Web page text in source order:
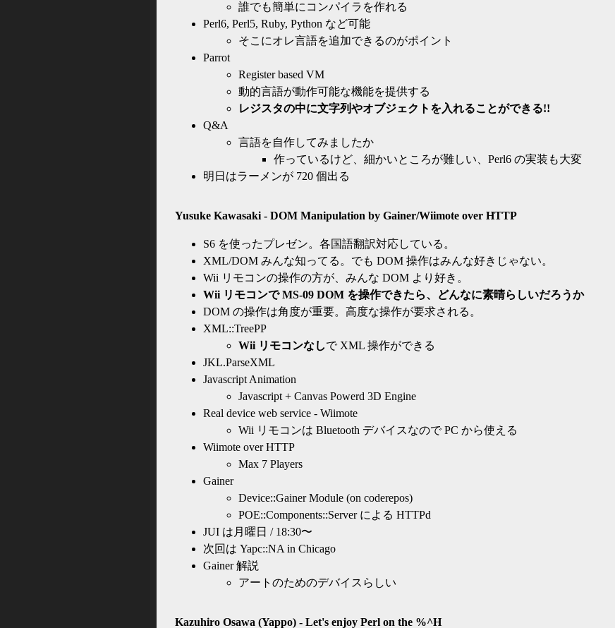
誰でも簡単にコンパイラを作れる
Perl6, Perl5, Ruby, Python など可能
そこにオレ言語を追加できるのがポイント
Parrot
Register based VM
動的言語が動作可能な機能を提供する
レジスタの中に文字列やオブジェクトを入れることができる!!
Q&A
言語を自作してみましたか
作っているけど、細かいところが難しい、Perl6 の実装も大変
明日はラーメンが 720 個出る
Yusuke Kawasaki - DOM Manipulation by Gainer/Wiimote over HTTP
S6 を使ったプレゼン。各国語翻訳対応している。
XML/DOM みんな知ってる。でも DOM 操作はみんな好きじゃない。
Wii リモコンの操作の方が、みんな DOM より好き。
Wii リモコンで MS-09 DOM を操作できたら、どんなに素晴らしいだろうか
DOM の操作は角度が重要。高度な操作が要求される。
XML::TreePP
Wii リモコンなしで XML 操作ができる
JKL.ParseXML
Javascript Animation
Javascript + Canvas Powerd 3D Engine
Real device web service - Wiimote
Wii リモコンは Bluetooth デバイスなので PC から使える
Wiimote over HTTP
Max 7 Players
Gainer
Device::Gainer Module (on coderepos)
POE::Components::Server による HTTPd
JUI は月曜日 / 18:30〜
次回は Yapc::NA in Chicago
Gainer 解説
アートのためのデバイスらしい
Kazuhiro Osawa (Yappo) - Let's enjoy Perl on the %^H